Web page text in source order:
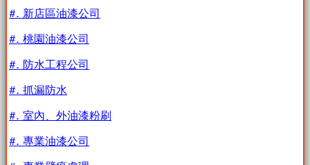
#. 新店區油漆公司
#. 桃園油漆公司
#. 防水工程公司
#. 抓漏防水
#. 室內、外油漆粉刷
#. 專業油漆公司